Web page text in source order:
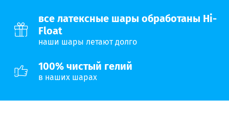
все латексные шары обработаны Hi-
Float
наши шары летают долго
100% чистый гелий
в наших шарах